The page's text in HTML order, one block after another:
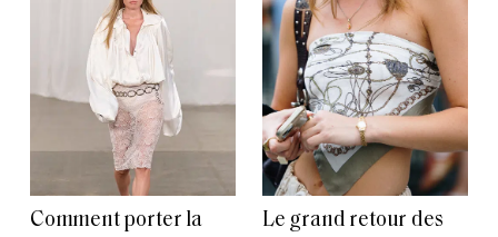
Comment porter la
Le grand retour des